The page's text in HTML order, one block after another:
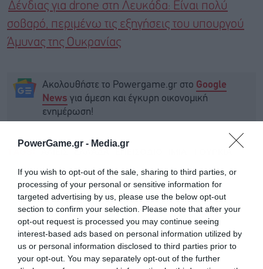
PowerGame.gr - Media.gr
If you wish to opt-out of the sale, sharing to third parties, or
processing of your personal or sensitive information for
targeted advertising by us, please use the below opt-out
section to confirm your selection. Please note that after your
opt-out request is processed you may continue seeing
interest-based ads based on personal information utilized by
us or personal information disclosed to third parties prior to
your opt-out. You may separately opt-out of the further
Δένδιας για drone στη Λευκάδα: Είναι πολύ
σοβαρό, περιμένω τις εξηγήσεις του υπουργού
Άμυνας της Ουκρανίας
Ακολουθήστε το Powergame.gr στο Google
News για άμεση και έγκυρη οικονομική
ενημέρωση!
ΕΛΛΆΔΑ ΕΠΕΙΣΟΔΙΟ ΤΟΥΡΚΙΑ